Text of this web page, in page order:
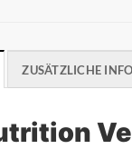
ZUSÄTZLICHE